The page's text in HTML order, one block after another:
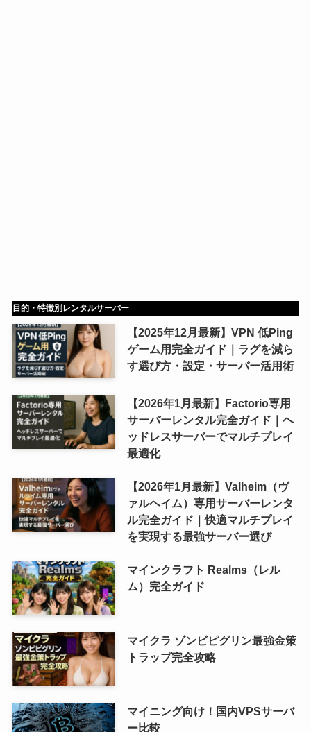
目的・特徴別レンタルサーバー
【2025年12月最新】VPN 低Ping
ゲーム用完全ガイド｜ラグを減ら
す選び方・設定・サーバー活用術
【2026年1月最新】Factorio専用
サーバーレンタル完全ガイド｜ヘ
ッドレスサーバーでマルチプレイ
最適化
【2026年1月最新】Valheim（ヴ
ァルヘイム）専用サーバーレンタ
ル完全ガイド｜快適マルチプレイ
を実現する最強サーバー選び
マインクラフト Realms（レル
ム）完全ガイド
マイクラ ゾンビピグリン最強金策
トラップ完全攻略
マイニング向け！国内VPSサーバ
ー比較